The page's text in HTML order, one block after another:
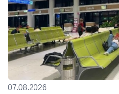
07.08.2026